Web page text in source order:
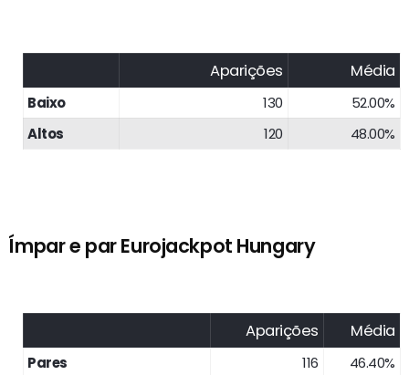
Aparições Média
Baixo 130
52.00%
Altos
120 48.00%
Ímpar e par Eurojackpot Hungary
Aparições Média
Pares 116
46.40%